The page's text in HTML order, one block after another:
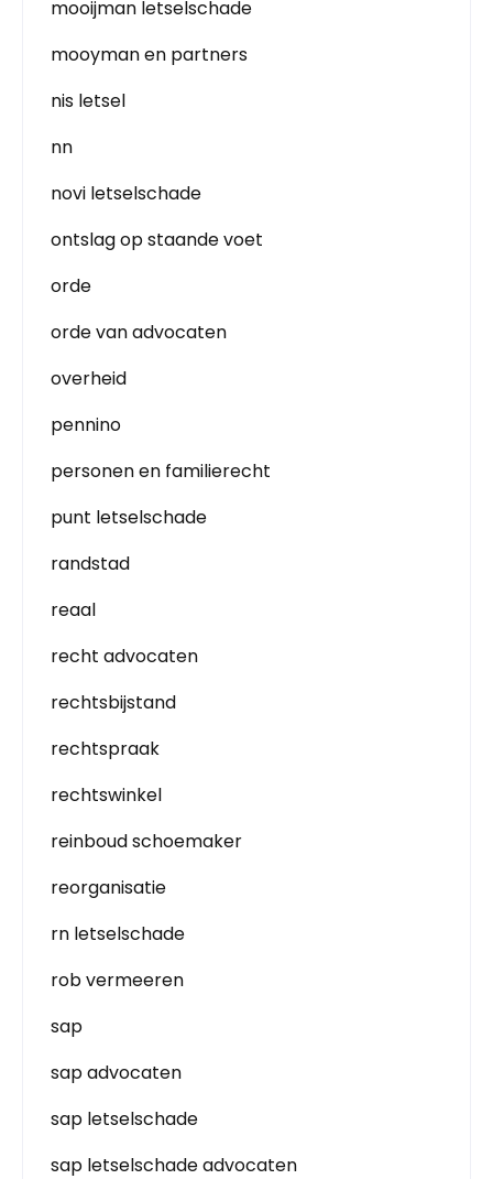
mooijman letselschade
mooyman en partners
nis letsel
nn
novi letselschade
ontslag op staande voet
orde
orde van advocaten
overheid
pennino
personen en familierecht
punt letselschade
randstad
reaal
recht advocaten
rechtsbijstand
rechtspraak
rechtswinkel
reinboud schoemaker
reorganisatie
rn letselschade
rob vermeeren
sap
sap advocaten
sap letselschade
sap letselschade advocaten